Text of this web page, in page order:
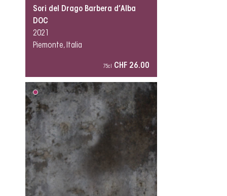
Sori del Drago Barbera d’Alba
DOC
2021
Piemonte, Italia
75cl CHF 26.00